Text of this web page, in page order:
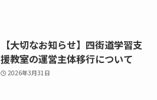
【大切なお知らせ】四街道学習支
援教室の運営主体移行について
2026年3月31日